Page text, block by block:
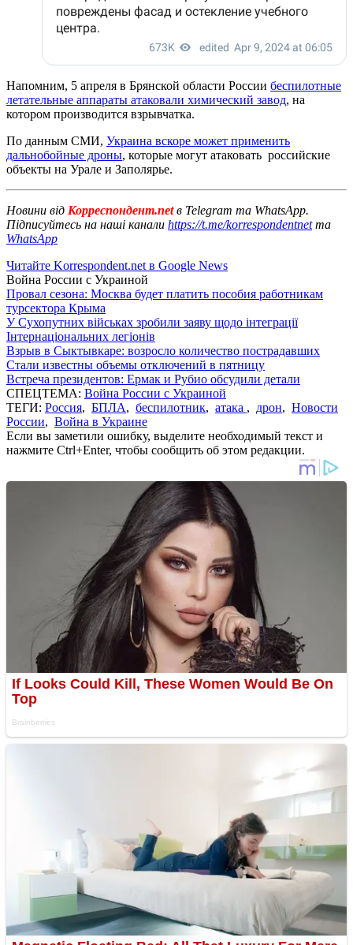
Напомним, 5 апреля в Брянской области России беспилотные
летательные аппараты атаковали химический завод, на
котором производится взрывчатка.
По данным СМИ, Украина вскоре может применить
дальнобойные дроны, которые могут атаковать российские
объекты на Урале и Заполярье.
Новини від Корреспондент.netв Telegram та WhatsApp.
Підписуйтесь на наші канали https://t.me/korrespondentnetта
WhatsApp
Читайте Korrespondent.net в Google News
Война России с Украиной
Провал сезона: Москва будет платить пособия работникам
турсектора Крыма
У Сухопутних військах зробили заяву щодо інтеграції
Інтернаціональних легіонів
Взрыв в Сыктывкаре: возросло количество пострадавших
Стали известны объемы отключений в пятницу
Встреча президентов: Ермак и Рубио обсудили детали
СПЕЦТЕМА: Война России с Украиной
ТЕГИ: Россия, БПЛА, беспилотник, атака , дрон, Новости
России, Война в Украине
Если вы заметили ошибку, выделите необходимый текст и
нажмите Ctrl+Enter, чтобы сообщить об этом редакции.